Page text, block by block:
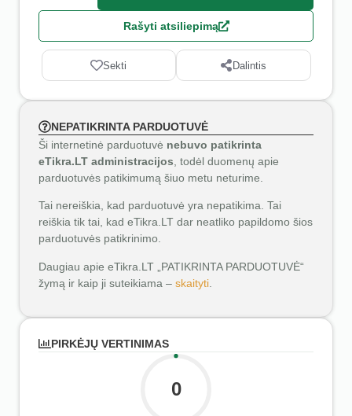
Rašyti atsiliepimą
Sekti Dalintis
NEPATIKRINTA PARDUOTUVĖ
Ši internetinė parduotuvė nebuvo patikrinta
eTikra.LT administracijos , todėl duomenų apie
parduotuvės patikimumą šiuo metu neturime.
Tai nereiškia, kad parduotuvė yra nepatikima. Tai
reiškia tik tai, kad eTikra.LT dar neatliko papildomo šios
parduotuvės patikrinimo.
Daugiau apie eTikra.LT „PATIKRINTA PARDUOTUVĖ“
žymą ir kaip ji suteikiama – skaityti
PIRKĖJŲ VERTINIMAS
0